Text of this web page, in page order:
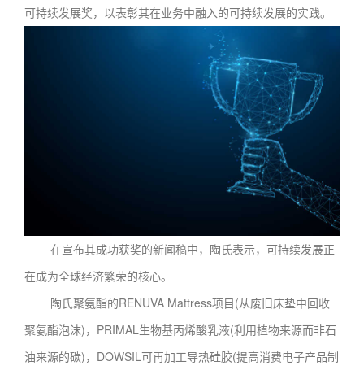
可持续发展奖，以表彰其在业务中融入的可持续发展的实践。
在宣布其成功获奖的新闻稿中，陶氏表示，可持续发展正
在成为全球经济繁荣的核心。
陶氏聚氨酯的RENUVA Mattress项目(从废旧床垫中回收
聚氨酯泡沫)，PRIMAL生物基丙烯酸乳液(利用植物来源而非石
油来源的碳)，DOWSIL可再加工导热硅胶(提高消费电子产品制